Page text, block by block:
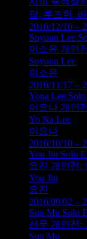
람, 루즈한,
2016/12/16 –
Soyoon Lee
이소윤 개인
Soyoon Lee
이소윤
2016/11/17 –
Yona Lee
이요나 개인
Yo Na Lee
이요나
2016/10/10 –
You Jin Solo
요진 개인전:
You Jin
요진
2016/09/02 –
Sun Mu Solo
선무 개인전:
Sun Mu